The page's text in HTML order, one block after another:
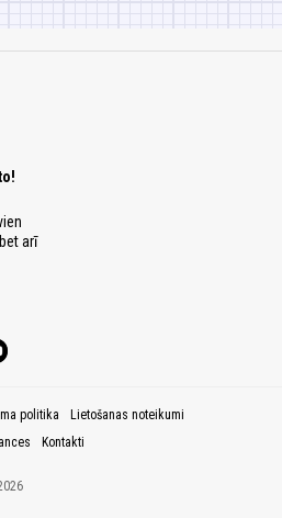
arī
politika
Lietošanas noteikumi
Kontakti